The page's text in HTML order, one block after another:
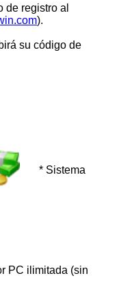
de registro al
).
su código de
* Sistema
PC ilimitada (sin